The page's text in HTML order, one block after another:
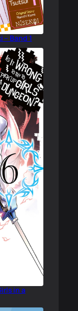
Band 1
in a